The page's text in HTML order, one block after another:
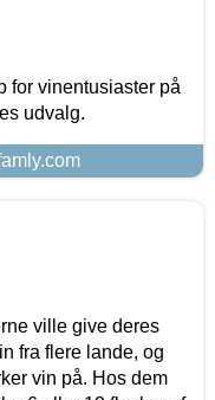
for vinentusiaster på
udvalg.
ville give deres
fra flere lande, og
vin på. Hos dem